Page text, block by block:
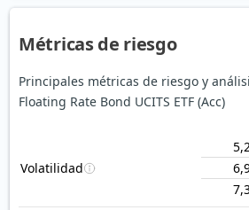
Métricas de riesgo
Principales métricas de riesgo y
Floating Rate Bond UCITS ETF (Acc)
Volatilidad